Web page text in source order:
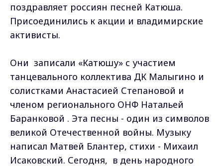
поздравляет россиян песней Катюша.
Присоединились к акции и владимирские
активисты.
Они записали «Катюшу» с участием
танцевального коллектива ДК Малыгино и
солистками Анастасией Степановой и
членом регионального ОНФ Натальей
Баранковой . Эта песны - один из символов
великой Отечественной войны. Музыку
написал Матвей Блантер, стихи - Михаил
Исаковский. Сегодня, в день народного